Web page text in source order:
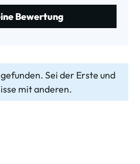
Bewertung
Sei der Erste und
mit anderen.